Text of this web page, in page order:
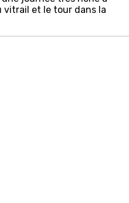
vitrail et le tour dans la